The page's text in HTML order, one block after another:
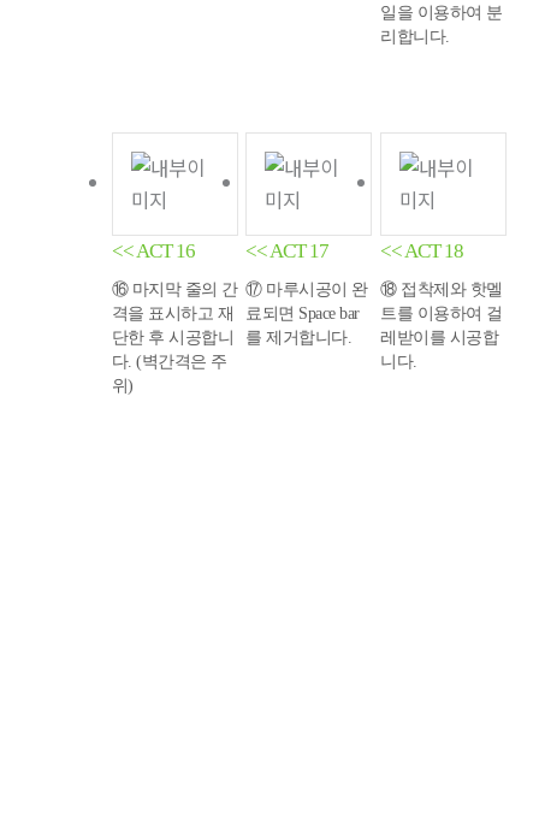
일을 이용하여 분
리합니다.
<< ACT 16
⑯ 마지막 줄의 간
격을 표시하고 재
단한 후 시공합니
다. (벽간격은 주
위)
<< ACT 17
⑰ 마루시공이 완
료되면 Space bar
를 제거합니다.
<< ACT 18
⑱ 접착제와 핫멜
트를 이용하여 걸
레받이를 시공합
니다.